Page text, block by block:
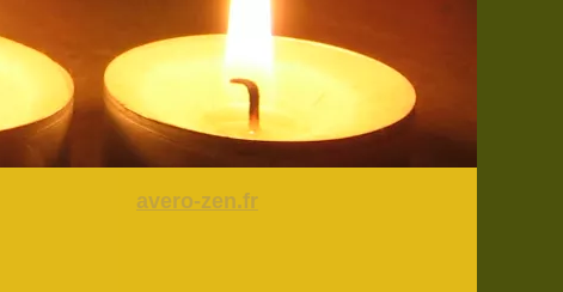
avero-zen.fr